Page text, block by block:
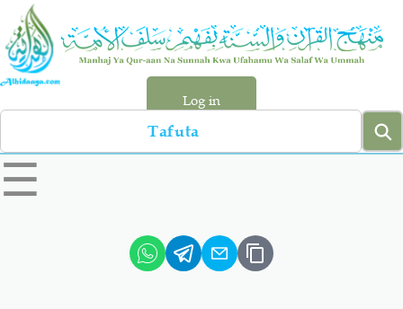
Skip
main
content
Log in
Search
left
sidebar
☰
Hadiyth